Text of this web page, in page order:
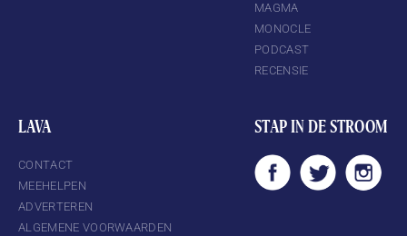
MAGMA
MONOCLE
PODCAST
RECENSIE
LAVA
CONTACT
MEEHELPEN
ADVERTEREN
ALGEMENE VOORWAARDEN
STAP IN DE STROOM